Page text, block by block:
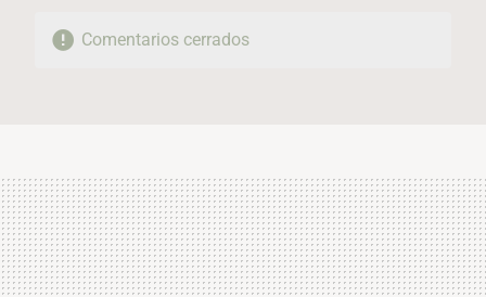
Comentarios cerrados